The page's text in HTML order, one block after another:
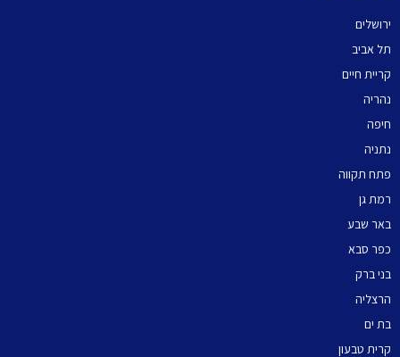
ירושלים
תל אביב
קריית חיים
נהריה
חיפה
נתניה
פתח תקווה
רמת גן
באר שבע
כפר סבא
בני ברק
הרצליה
בת ים
קרית טבעון